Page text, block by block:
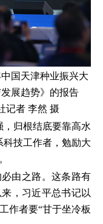
国天津种业振兴大
展趋势》的报告
记者 李然 摄
归根结底要靠高水
技工作者，勉励大
由之路。这条路有
，习近平总书记以
作者要“甘于坐冷板